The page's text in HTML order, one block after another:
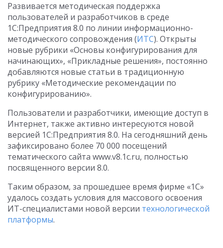
Развивается методическая поддержка
пользователей и разработчиков в среде
1С:Предприятия 8.0 по линии информационно-
методического сопровождения (ИТС). Открыты
новые рубрики «Основы конфигурирования для
начинающих», «Прикладные решения», постоянно
добавляются новые статьи в традиционную
рубрику «Методические рекомендации по
конфигурированию».
Пользователи и разработчики, имеющие доступ в
Интернет, также активно интересуются новой
версией 1С:Предприятия 8.0. На сегодняшний день
зафиксировано более 70 000 посещений
тематического сайта www.v8.1c.ru, полностью
посвященного версии 8.0.
Таким образом, за прошедшее время фирме «1С»
удалось создать условия для массового освоения
ИТ-специалистами новой версии технологической
платформы.